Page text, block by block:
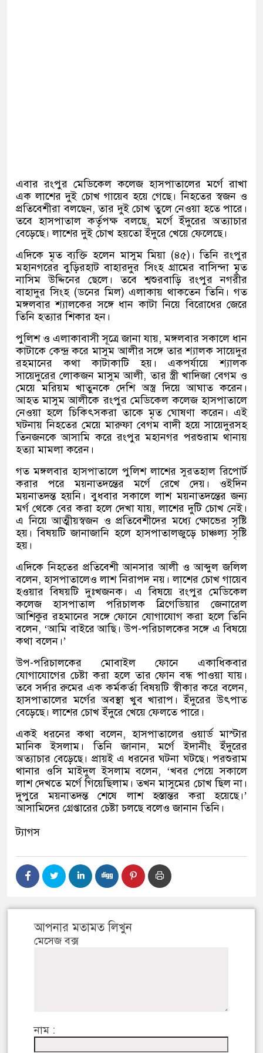
এবার রংপুর মেডিকেল কলেজ হাসপাতালের মর্গে রাখা
এক লাশের দুই চোখ গায়েব হয়ে গেছে। নিহতের স্বজন ও
প্রতিবেশীরা বলছেন, তার দুই চোখ তুলে নেওয়া হতে পারে।
তবে হাসপাতাল কর্তৃপক্ষ বলছে, মর্গে ইঁদুরের অত্যাচার
বেড়েছে। লাশের দুই চোখ হয়তো ইঁদুরে খেয়ে ফেলেছে।
এদিকে মৃত ব্যক্তি হলেন মাসুম মিয়া (৪৫)। তিনি রংপুর
মহানগরের বুড়িরহাট বাহারদুর সিংহ গ্রামের বাসিন্দা মৃত
নাসিম উদ্দিনের ছেলে। তবে শ্বশুরবাড়ি রংপুর নগরীর
বাহাদুর সিংহ (ডনের মিল) এলাকায় থাকতেন তিনি। গত
মঙ্গলবার শ্যালকের সঙ্গে ধান কাটা নিয়ে বিরোধের জেরে
তিনি হত্যার শিকার হন।
পুলিশ ও এলাকাবাসী সূত্রে জানা যায়, মঙ্গলবার সকালে ধান
কাটাকে কেন্দ্র করে মাসুম আলীর সঙ্গে তার শ্যালক সায়েদুর
রহমানের কথা কাটাকাটি হয়। একপর্যায়ে শ্যালক
সায়েদুরের লোকজন মাসুম আলী, তার স্ত্রী খাদিজা বেগম ও
মেয়ে মরিয়ম খাতুনকে দেশি অস্ত্র দিয়ে আঘাত করেন।
আহত মাসুম আলীকে রংপুর মেডিকেল কলেজ হাসপাতালে
নেওয়া হলে চিকিৎসকরা তাকে মৃত ঘোষণা করেন। এই
ঘটনায় নিহতের মেয়ে মারুফা বেগম বাদী হয়ে সায়েদুরসহ
তিনজনকে আসামি করে রংপুর মহানগর পরশুরাম থানায়
হত্যা মামলা করেন।
গত মঙ্গলবার হাসপাতালে পুলিশ লাশের সুরতহাল রিপোর্ট
করার পরে ময়নাতদন্তের মর্গে রেখে দেয়। ওইদিন
ময়নাতদন্ত হয়নি। বুধবার সকালে লাশ ময়নাতদন্তের জন্য
মর্গ থেকে বের করা হলে দেখা যায়, লাশের দুটি চোখ নেই।
এ নিয়ে আত্মীয়স্বজন ও প্রতিবেশীদের মধ্যে ক্ষোভের সৃষ্টি
হয়। বিষয়টি জানাজানি হলে হাসপাতালজুড়ে চাঞ্চল্য সৃষ্টি
হয়।
এদিকে নিহতের প্রতিবেশী আনসার আলী ও আব্দুল জলিল
বলেন, হাসপাতালেও লাশ নিরাপদ নয়। লাশের চোখ গায়েব
হওয়ার বিষয়টি দুঃখজনক। এ বিষয়ে রংপুর মেডিকেল
কলেজ হাসপাতাল পরিচালক ব্রিগেডিয়ার জেনারেল
আশিকুর রহমানের সঙ্গে ফোনে যোগাযোগ করা হলে তিনি
বলেন, ‘আমি বাইরে আছি। উপ-পরিচালকের সঙ্গে এ বিষয়ে
কথা বলেন।’
উপ-পরিচালকের মোবাইল ফোনে একাধিকবার
যোগাযোগের চেষ্টা করা হলে তার ফোন বন্ধ পাওয়া যায়।
তবে সর্দার রুমের এক কর্মকর্তা বিষয়টি স্বীকার করে বলেন,
হাসপাতালের মর্গের অবস্থা খুব খারাপ। ইঁদুরের উৎপাত
বেড়েছে। লাশের চোখ ইঁদুরে খেয়ে ফেলতে পারে।
একই ধরনের কথা বলেন, হাসপাতালের ওয়ার্ড মাস্টার
মানিক ইসলাম। তিনি জানান, মর্গে ইদানীং ইঁদুরের
অত্যাচার বেড়েছে। প্রায়ই এ ধরনের ঘটনা ঘটছে। পরশুরাম
থানার ওসি মাইদুল ইসলাম বলেন, ‘খবর পেয়ে সকালে
লাশ দেখতে মর্গে গিয়েছিলাম। তখন মাসুমের চোখ ছিল না।
দুপুরে ময়নাতদন্ত শেষে লাশ হস্তান্তর করা হয়েছে।’
আসামিদের গ্রেপ্তারের চেষ্টা চলছে বলেও জানান তিনি।
ট্যাগস
আপনার মতামত লিখুন
মেসেজ বক্স
নাম :